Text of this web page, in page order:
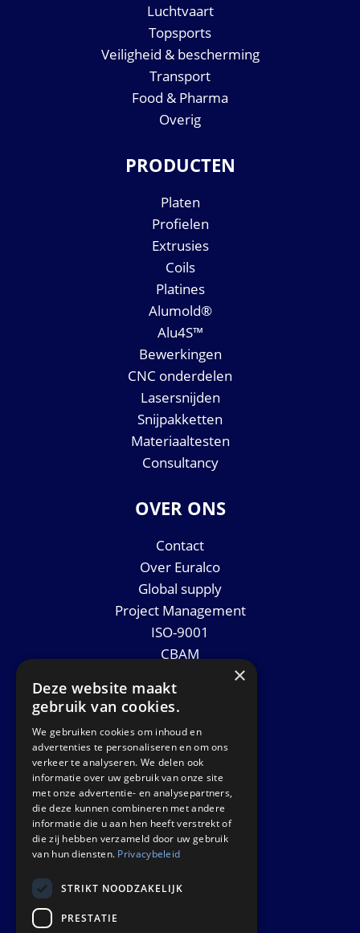
Luchtvaart
Topsports
Veiligheid & bescherming
Transport
Food & Pharma
Overig
PRODUCTEN
Platen
Profielen
Extrusies
Coils
Platines
Alumold®
Alu4S™
Bewerkingen
CNC onderdelen
Lasersnijden
Snijpakketten
Materiaaltesten
Consultancy
OVER ONS
Contact
Over Euralco
Global supply
Project Management
ISO-9001
CBAM
Nieuws
GET IN TOUCH
Euralco Europe B.V.
Zinkstraat 24 - E9451
4823 AD Breda
The Netherlands
×
Deze website maakt
gebruik van cookies.
We gebruiken cookies om inhoud en
advertenties te personaliseren en om ons
verkeer te analyseren. We delen ook
informatie over uw gebruik van onze site
met onze advertentie- en analysepartners,
die deze kunnen combineren met andere
informatie die u aan hen heeft verstrekt of
die zij hebben verzameld door uw gebruik
van hun diensten. Privacybeleid
STRIKT NOODZAKELIJK
PRESTATIE